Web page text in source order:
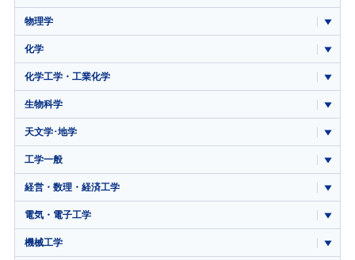
物理学
化学
化学工学・工業化学
生物科学
天文学･地学
工学一般
経営・数理・経済工学
電気・電子工学
機械工学